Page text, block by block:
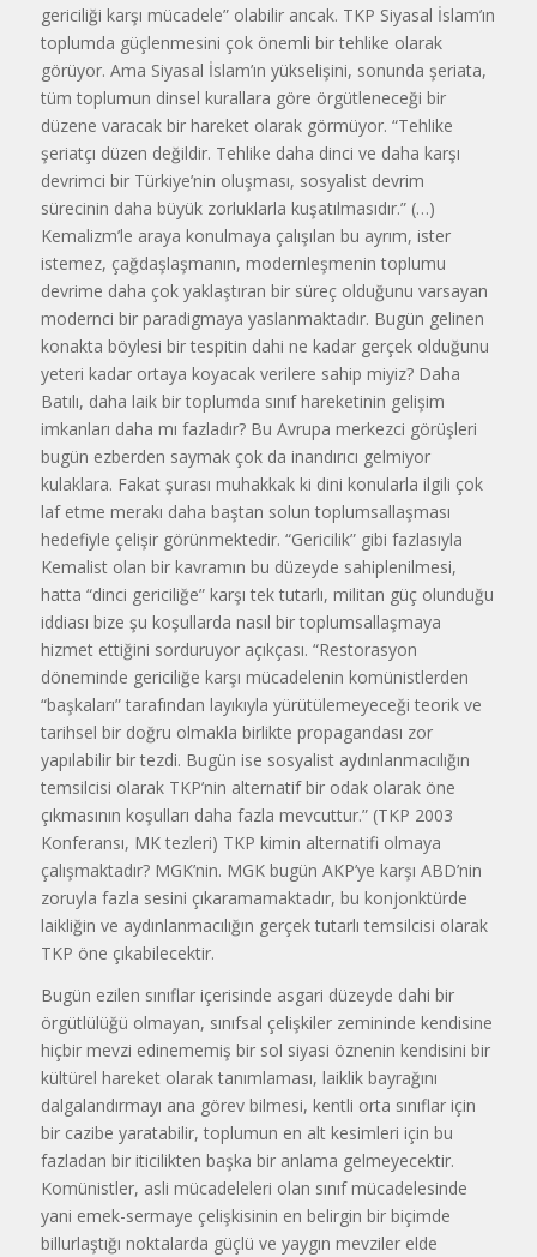
gericiliği karşı mücadele” olabilir ancak. TKP Siyasal İslam’ın
toplumda güçlenmesini çok önemli bir tehlike olarak
görüyor. Ama Siyasal İslam’ın yükselişini, sonunda şeriata,
tüm toplumun dinsel kurallara göre örgütleneceği bir
düzene varacak bir hareket olarak görmüyor. “Tehlike
şeriatçı düzen değildir. Tehlike daha dinci ve daha karşı
devrimci bir Türkiye’nin oluşması, sosyalist devrim
sürecinin daha büyük zorluklarla kuşatılmasıdır.” (…)
Kemalizm’le araya konulmaya çalışılan bu ayrım, ister
istemez, çağdaşlaşmanın, modernleşmenin toplumu
devrime daha çok yaklaştıran bir süreç olduğunu varsayan
modernci bir paradigmaya yaslanmaktadır. Bugün gelinen
konakta böylesi bir tespitin dahi ne kadar gerçek olduğunu
yeteri kadar ortaya koyacak verilere sahip miyiz? Daha
Batılı, daha laik bir toplumda sınıf hareketinin gelişim
imkanları daha mı fazladır? Bu Avrupa merkezci görüşleri
bugün ezberden saymak çok da inandırıcı gelmiyor
kulaklara. Fakat şurası muhakkak ki dini konularla ilgili çok
laf etme merakı daha baştan solun toplumsallaşması
hedefiyle çelişir görünmektedir. “Gericilik” gibi fazlasıyla
Kemalist olan bir kavramın bu düzeyde sahiplenilmesi,
hatta “dinci gericiliğe” karşı tek tutarlı, militan güç olunduğu
iddiası bize şu koşullarda nasıl bir toplumsallaşmaya
hizmet ettiğini sorduruyor açıkçası. “Restorasyon
döneminde gericiliğe karşı mücadelenin komünistlerden
“başkaları” tarafından layıkıyla yürütülemeyeceği teorik ve
tarihsel bir doğru olmakla birlikte propagandası zor
yapılabilir bir tezdi. Bugün ise sosyalist aydınlanmacılığın
temsilcisi olarak TKP’nin alternatif bir odak olarak öne
çıkmasının koşulları daha fazla mevcuttur.” (TKP 2003
Konferansı, MK tezleri) TKP kimin alternatifi olmaya
çalışmaktadır? MGK’nin. MGK bugün AKP’ye karşı ABD’nin
zoruyla fazla sesini çıkaramamaktadır, bu konjonktürde
laikliğin ve aydınlanmacılığın gerçek tutarlı temsilcisi olarak
TKP öne çıkabilecektir.
Bugün ezilen sınıflar içerisinde asgari düzeyde dahi bir
örgütlülüğü olmayan, sınıfsal çelişkiler zemininde kendisine
hiçbir mevzi edinememiş bir sol siyasi öznenin kendisini bir
kültürel hareket olarak tanımlaması, laiklik bayrağını
dalgalandırmayı ana görev bilmesi, kentli orta sınıflar için
bir cazibe yaratabilir, toplumun en alt kesimleri için bu
fazladan bir iticilikten başka bir anlama gelmeyecektir.
Komünistler, asli mücadeleleri olan sınıf mücadelesinde
yani emek-sermaye çelişkisinin en belirgin bir biçimde
billurlaştığı noktalarda güçlü ve yaygın mevziler elde